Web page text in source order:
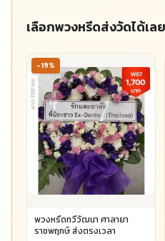
เลือกพวงหรีดส่งวัดได้เลย
-19%
พวงหรีดทวีวัฒนา ศาลายา
ราชพฤกษ์ ส่งตรงเวลา